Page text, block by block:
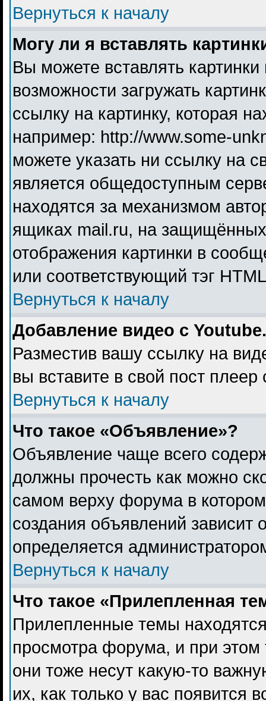
Вернуться к началу
Могу ли я вставлять
Вы можете вставлять
возможности загружать
ссылку на картинку, которая
например: http://www.some-
можете указать ни ссылку на
является общедоступным
находятся за механизмом
ящиках mail.ru, на
отображения картинки в
или соответствующий тэг
Вернуться к началу
Добавление видео с
Разместив вашу ссылку на
вы вставите в свой пост плеер
Вернуться к началу
Что такое «Объявление»?
Объявление чаще всего
должны прочесть как можно
самом верху форума в
создания объявлений зависит
определяется
Вернуться к началу
Что такое «Прилепленная
Прилепленные темы
просмотра форума, и при
они тоже несут какую-то
их, как только у вас появится